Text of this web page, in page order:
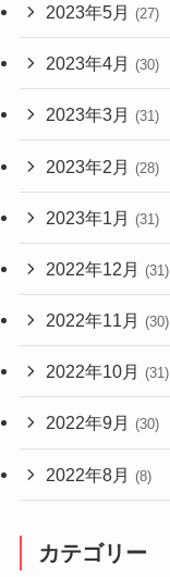
2023年5月 (27)
2023年4月 (30)
2023年3月 (31)
2023年2月 (28)
2023年1月 (31)
2022年12月 (31)
2022年11月 (30)
2022年10月 (31)
2022年9月 (30)
2022年8月 (8)
カテゴリー